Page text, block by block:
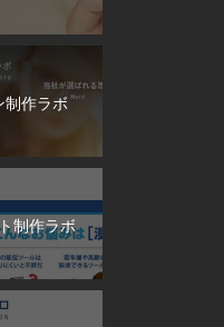
制作ラボ
制作ラボ